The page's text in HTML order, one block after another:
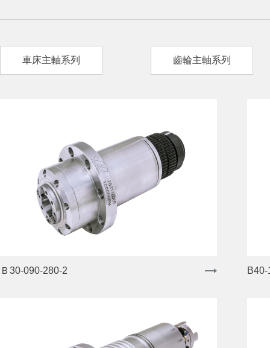
車床主軸系列 齒輪主軸系列
Ｂ30-090-280-2